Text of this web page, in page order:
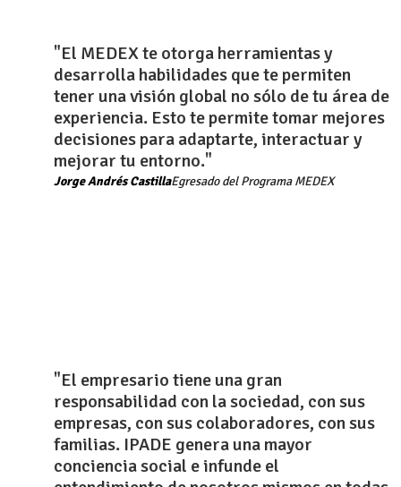
"El MEDEX te otorga herramientas y
desarrolla habilidades que te permiten
tener una visión global no sólo de tu área de
experiencia. Esto te permite tomar mejores
decisiones para adaptarte, interactuar y
mejorar tu entorno."
Jorge Andrés CastillaEgresado del Programa MEDEX​
"El empresario tiene una gran
responsabilidad con la sociedad, con sus
empresas, con sus colaboradores, con sus
familias. IPADE genera una mayor
conciencia social e infunde el